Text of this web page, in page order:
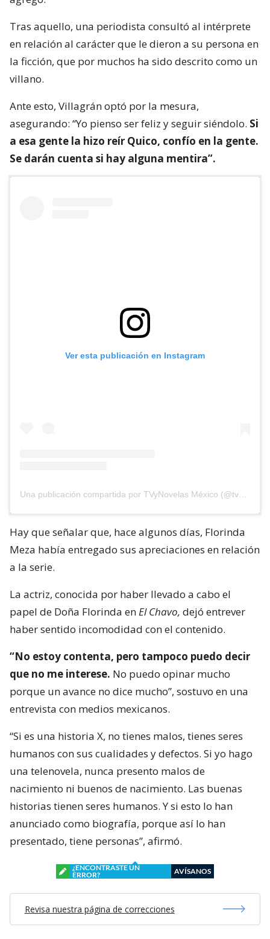
Tras aquello, una periodista consultó al intérprete
en relación al carácter que le dieron a su persona en
la ficción, que por muchos ha sido descrito como un
villano.
Ante esto, Villagrán optó por la mesura,
asegurando: “Yo pienso ser feliz y seguir siéndolo. Si
a esa gente la hizo reír Quico, confío en la gente.
Se darán cuenta si hay alguna mentira”.
Ver esta publicación en Instagram
Hay que señalar que, hace algunos días, Florinda
Meza había entregado sus apreciaciones en relación
a la serie.
La actriz, conocida por haber llevado a cabo el
papel de Doña Florinda enEl Chavo, dejó entrever
haber sentido incomodidad con el contenido.
“No estoy contenta, pero tampoco puedo decir
que no me interese. No puedo opinar mucho
porque un avance no dice mucho”, sostuvo en una
entrevista con medios mexicanos.
“Si es una historia X, no tienes malos, tienes seres
humanos con sus cualidades y defectos. Si yo hago
una telenovela, nunca presento malos de
nacimiento ni buenos de nacimiento. Las buenas
historias tienen seres humanos. Y si esto lo han
anunciado como biografía, porque así lo han
presentado, tiene personas”, afirmó.
¿ENCONTRASTE UN
ERROR?
AVÍSANOS
Revisa nuestra página de correcciones